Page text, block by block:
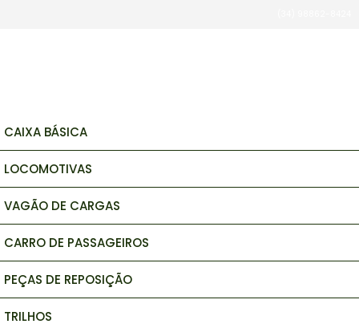
CAIXA BÁSICA
LOCOMOTIVAS
VAGÃO DE CARGAS
CARRO DE PASSAGEIROS
PEÇAS DE REPOSIÇÃO
TRILHOS